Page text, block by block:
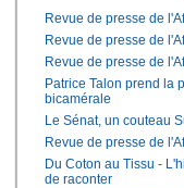
Revue de presse de
Revue de presse de
Revue de presse de
Patrice Talon prend la
bicamérale
Le Sénat, un couteau
Revue de presse de
Du Coton au Tissu -
de raconter